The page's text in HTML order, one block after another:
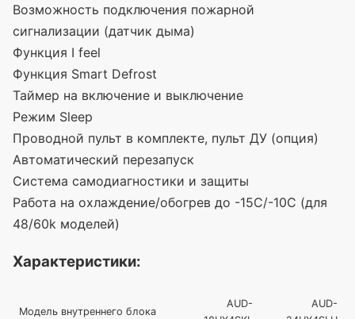
Возможность подключения пожарной
сигнализации (датчик дыма)
Функция I feel
Функция Smart Defrost
Таймер на включение и выключение
Режим Sleep
Проводной пульт в комплекте, пульт ДУ (опция)
Автоматический перезапуск
Система самодиагностики и защиты
Работа на охлаждение/обогрев до -15С/-10С (для
48/60k моделей)
Характеристики:
Модель внутреннего блока
AUD-
AUD-